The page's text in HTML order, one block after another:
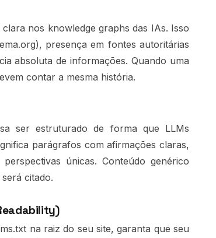
nos knowledge graphs das IAs. Isso
presença em fontes autoritárias
absoluta de informações. Quando uma
contar a mesma história.
ser estruturado de forma que LLMs
parágrafos com afirmações claras,
únicas. Conteúdo genérico
citado.
na raiz do seu site, garanta que seu